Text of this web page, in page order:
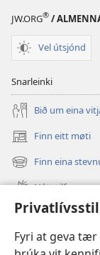
Fyri at geva
JW.ORG® /
Vel útsjónd
Snarleinki
Bið um eina
Finn eitt møti
(opens
new
window)
Finn eina
(opens
new Nýtt tilfar
Video
Leita